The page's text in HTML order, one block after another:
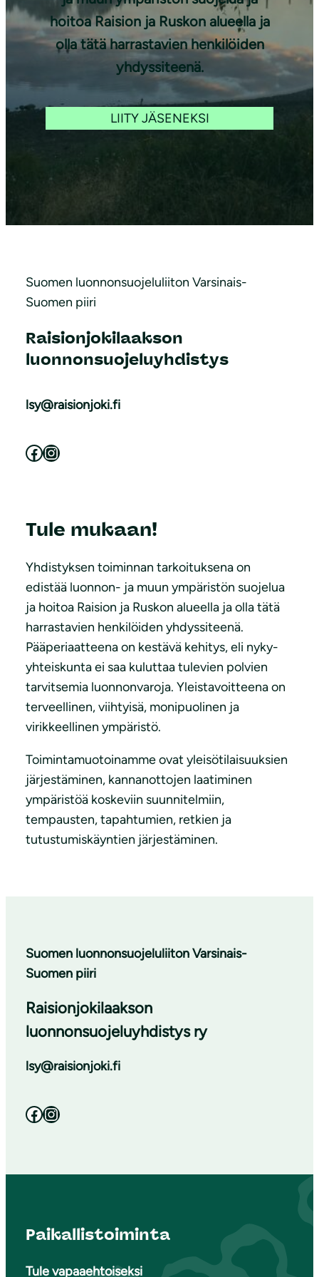
hoitoa Raision ja Ruskon alueella ja
olla tätä harrastavien henkilöiden
yhdyssiteenä.
LIITY JÄSENEKSI
Tule mukaan!
Yhdistyksen toiminnan tarkoituksena on
edistää luonnon- ja muun ympäristön suojelua
ja hoitoa Raision ja Ruskon alueella ja olla tätä
harrastavien henkilöiden yhdyssiteenä.
Pääperiaatteena on kestävä kehitys, eli nyky-
yhteiskunta ei saa kuluttaa tulevien polvien
tarvitsemia luonnonvaroja. Yleistavoitteena on
terveellinen, viihtyisä, monipuolinen ja
virikkeellinen ympäristö.
Toimintamuotoinamme ovat yleisötilaisuuksien
järjestäminen, kannanottojen laatiminen
ympäristöä koskeviin suunnitelmiin,
tempausten, tapahtumien, retkien ja
tutustumiskäyntien järjestäminen.
Suomen luonnonsuojeluliiton Varsinais-
Suomen piiri
Raisionjokilaakson
luonnonsuojeluyhdistys
lsy@raisionjoki.fi
Facebook Instagram
Suomen luonnonsuojeluliiton Varsinais-
Suomen piiri
Raisionjokilaakson
luonnonsuojeluyhdistys ry
lsy@raisionjoki.fi
Facebook Instagram
Paikallistoiminta
Tule vapaaehtoiseksi